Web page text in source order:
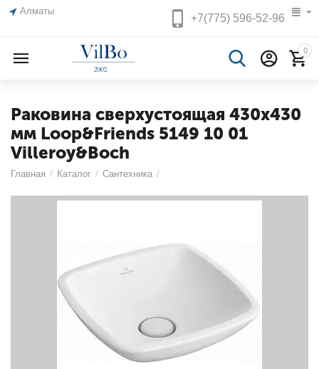
Алматы
+7(775)596-52-96
0
Раковина сверхустоящая 430x430
мм Loop&Friends 5149 10 01
Villeroy&Boch
Главная / Каталог / Сантехника /